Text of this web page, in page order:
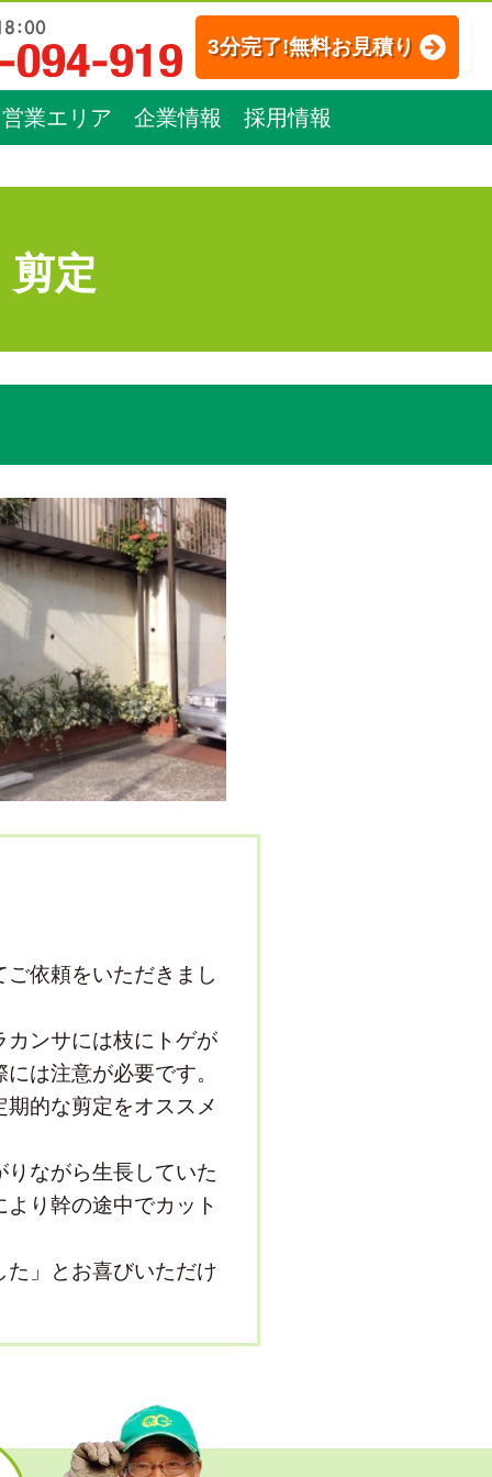
3分完了!無料お見積り
営業エリア 企業情報 採用情報
剪定
依頼をいただきまし
カンサには枝にトゲが
は注意が必要です。
的な剪定をオススメ
ながら生長していた
り幹の途中でカット
」とお喜びいただけ